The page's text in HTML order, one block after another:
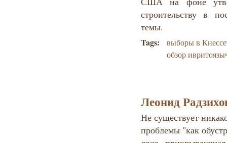
строительству в
темы.
Tags:
выборы в
обзор
Леонид
Не существует
проблемы "как